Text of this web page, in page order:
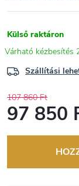
Külső raktáron
Szállítási
107 860 Ft
97 850